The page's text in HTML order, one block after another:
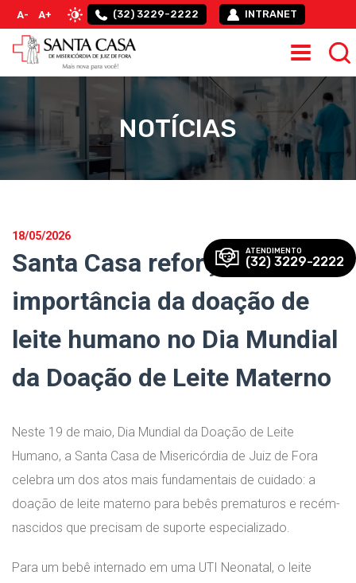
ATENDIMENTO
(32) 3229-2222
A- A+ (32) 3229-2222 INTRANET
NOTÍCIAS
18/05/2026
Santa Casa reforça
importância da doação de
leite humano no Dia Mundial
da Doação de Leite Materno
Neste 19 de maio, Dia Mundial da Doação de Leite
Humano, a Santa Casa de Misericórdia de Juiz de Fora
celebra um dos atos mais fundamentais de cuidado: a
doação de leite materno para bebês prematuros e recém-
nascidos que precisam de suporte especializado.
Para um bebê internado em uma UTI Neonatal, o leite